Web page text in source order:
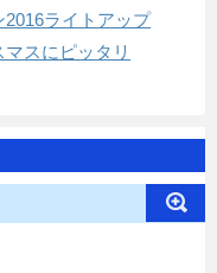
ライトアップ
スにピッタリ